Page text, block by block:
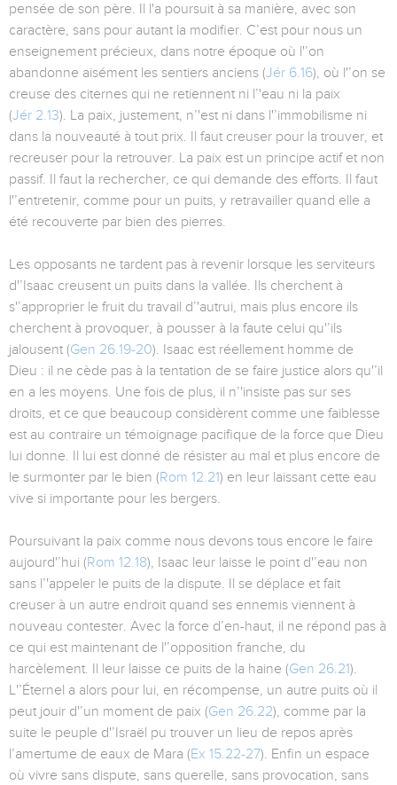
pensée de son père. Il l'a poursuit à sa manière, avec son
caractère, sans pour autant la modifier. C’est pour nous un
enseignement précieux, dans notre époque où l'’on
abandonne aisément les sentiers anciens (Jér 6.16), où l'’on se
creuse des citernes qui ne retiennent ni l’'eau ni la paix
(Jér 2.13). La paix, justement, n’'est ni dans l'’immobilisme ni
dans la nouveauté à tout prix. Il faut creuser pour la trouver, et
recreuser pour la retrouver. La paix est un principe actif et non
passif. Il faut la rechercher, ce qui demande des efforts. Il faut
l'’entretenir, comme pour un puits, y retravailler quand elle a
été recouverte par bien des pierres.
Les opposants ne tardent pas à revenir lorsque les serviteurs
d'’Isaac creusent un puits dans la vallée. Ils cherchent à
s'’approprier le fruit du travail d’'autrui, mais plus encore ils
cherchent à provoquer, à pousser à la faute celui qu'’ils
jalousent (Gen 26.19-20). Isaac est réellement homme de
Dieu : il ne cède pas à la tentation de se faire justice alors qu'’il
en a les moyens. Une fois de plus, il n’'insiste pas sur ses
droits, et ce que beaucoup considèrent comme une faiblesse
est au contraire un témoignage pacifique de la force que Dieu
lui donne. Il lui est donné de résister au mal et plus encore de
le surmonter par le bien (Rom 12.21) en leur laissant cette eau
vive si importante pour les bergers.
Poursuivant la paix comme nous devons tous encore le faire
aujourd'’hui (Rom 12.18), Isaac leur laisse le point d'’eau non
sans l’'appeler le puits de la dispute. Il se déplace et fait
creuser à un autre endroit quand ses ennemis viennent à
nouveau contester. Avec la force d’en-haut, il ne répond pas à
ce qui est maintenant de l'’opposition franche, du
harcèlement. Il leur laisse ce puits de la haine (Gen 26.21).
L'’Éternel a alors pour lui, en récompense, un autre puits où il
peut jouir d'’un moment de paix (Gen 26.22), comme par la
suite le peuple d'’Israël pu trouver un lieu de repos après
l’amertume de eaux de Mara (Ex 15.22-27). Enfin un espace
où vivre sans dispute, sans querelle, sans provocation, sans